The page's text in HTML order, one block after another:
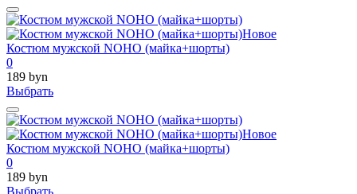
Новое
Костюм мужской NOHO (майка+шорты)
0
189 byn
Выбрать
Новое
Костюм мужской NOHO (майка+шорты)
0
189 byn